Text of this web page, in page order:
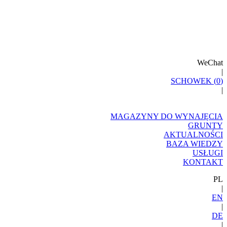
WeChat
|
SCHOWEK (0)
|
MAGAZYNY DO WYNAJĘCIA
GRUNTY
AKTUALNOŚCI
BAZA WIEDZY
USŁUGI
KONTAKT
PL
|
EN
|
DE
|